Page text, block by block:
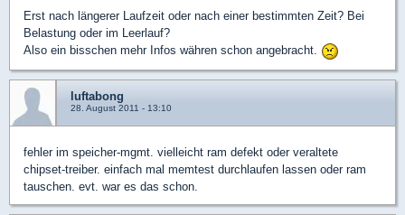
Erst nach längerer Laufzeit oder nach einer bestimmten Zeit? Bei
Belastung oder im Leerlauf?
Also ein bisschen mehr Infos währen schon angebracht.
luftabong
28. August 2011 - 13:10
fehler im speicher-mgmt. vielleicht ram defekt oder veraltete
chipset-treiber. einfach mal memtest durchlaufen lassen oder ram
tauschen. evt. war es das schon.